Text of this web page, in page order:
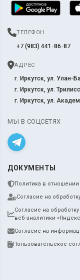
ТЕЛЕФОН
+7 (983) 441-86-87
АДРЕС
г. Иркутск, ул. Улан-
г. Иркутск, ул.
г. Иркутск, ул.
МЫ В СОЦСЕТЯХ
ДОКУМЕНТЫ
Политика в
Согласие на
Согласие на
веб-аналитики
Согласие на
Пользовательское